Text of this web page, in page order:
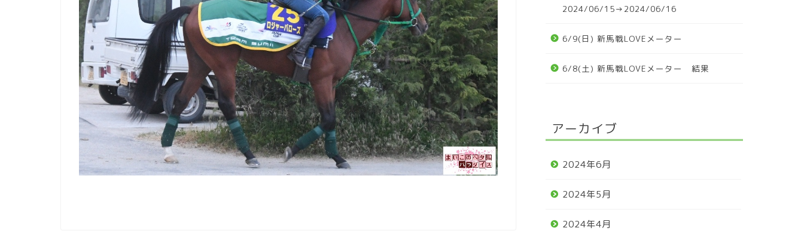
2024/06/15→2024/06/16
6/9(日) 新馬戦LOVEメーター
6/8(土) 新馬戦LOVEメーター 結果
アーカイブ
2024年6月
2024年5月
2024年4月